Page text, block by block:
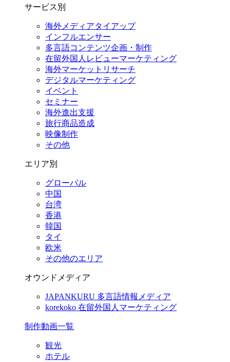
サービス別
海外メディアタイアップ
インフルエンサー
多言語コンテンツ企画・制作
在留外国⼈レビューマーケティング
海外マーケットリサーチ
デジタルマーケティング
イベント
セミナー
海外進出支援
旅行商品造成
映像制作
その他
エリア別
グローバル
中国
台湾
香港
韓国
タイ
欧米
その他のエリア
オウンドメディア
JAPANKURU 多言語情報メディア
korekoko 在留外国人マーケティング
制作動画一覧
観光
ホテル